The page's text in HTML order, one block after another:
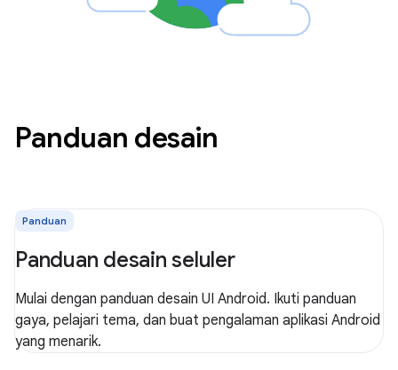
Panduan desain
Panduan
Panduan desain seluler
Mulai dengan panduan desain UI Android. Ikuti panduan
gaya, pelajari tema, dan buat pengalaman aplikasi Android
yang menarik.